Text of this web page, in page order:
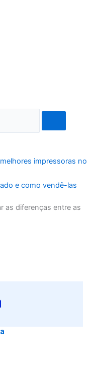
e como vendê-las
as diferenças entre as